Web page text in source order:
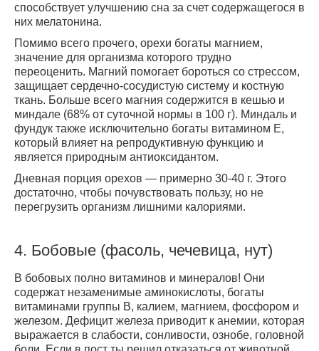
способствует улучшению сна за счет содержащегося в
них мелатонина.
Помимо всего прочего, орехи богаты магнием,
значение для организма которого трудно
переоценить. Магний помогает бороться со стрессом,
защищает сердечно-сосудистую систему и костную
ткань. Больше всего магния содержится в кешью и
миндале (68% от суточной нормы в 100 г). Миндаль и
фундук также исключительно богаты витамином Е,
который влияет на репродуктивную функцию и
является природным антиоксидантом.
Дневная порция орехов — примерно 30-40 г. Этого
достаточно, чтобы почувствовать пользу, но не
перегрузить организм лишними калориями.
4. Бобовые (фасоль, чечевица, нут)
В бобовых полно витаминов и минералов! Они
содержат незаменимые аминокислоты, богаты
витаминами группы В, калием, магнием, фосфором и
железом. Дефицит железа приводит к анемии, которая
выражается в слабости, сонливости, ознобе, головной